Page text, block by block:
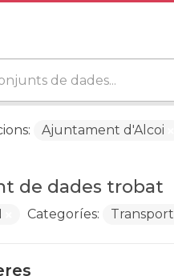
de dades trobat
Ajuntament d'Alcoi
Categoríes: Transport